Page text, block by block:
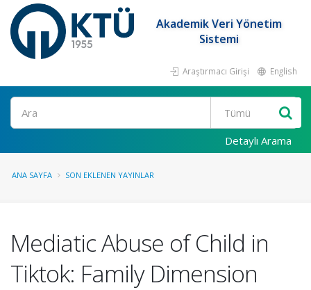
Akademik Veri Yönetim
Sistemi
Araştırmacı Girişi English
Ara
Detaylı Arama
ANA SAYFA SON EKLENEN YAYINLAR
Mediatic Abuse of Child in
Tiktok: Family Dimension